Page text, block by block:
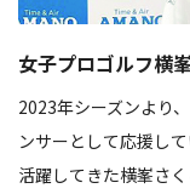
女子プロゴルフ横
2023年シーズンより
ンサーとして応援し
活躍してきた横峯さ